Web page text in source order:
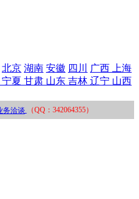
北京 湖南 安徽 四川 广西
上海
宁夏 甘肃 山东 吉林 辽宁 山西
（QQ：342064355）